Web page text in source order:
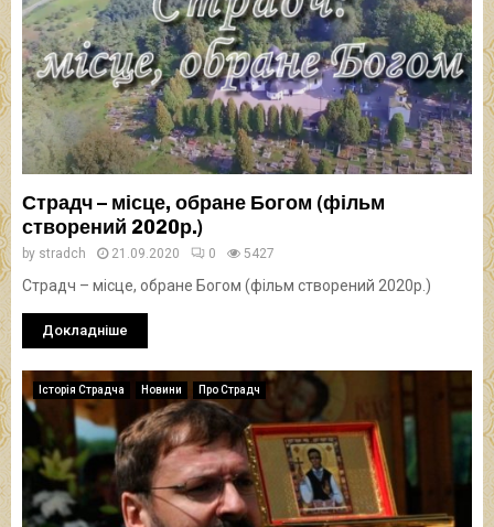
Страдч – місце, обране Богом (фільм
створений 2020р.)
by stradch 21.09.2020 0 5427
Страдч – місце, обране Богом (фільм створений 2020р.)
Докладніше
Історія Страдча Новини Про Страдч